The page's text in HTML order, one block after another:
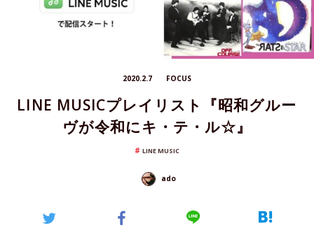
2020.2.7 FOCUS
LINE MUSICプレイリスト『昭和グルー
ヴが令和にキ・テ・ル☆』
LINE MUSIC
ado